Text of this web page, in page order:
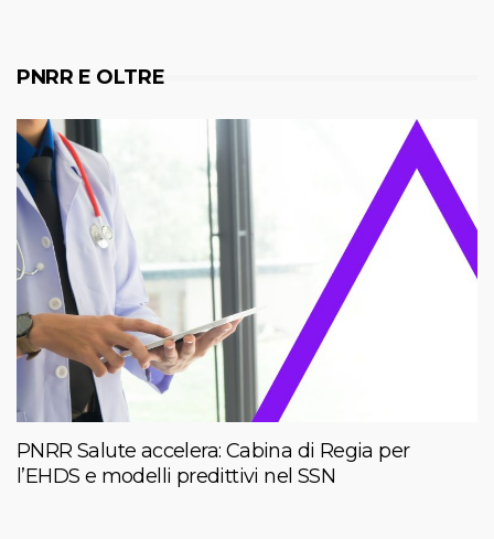
PNRR E OLTRE
PNRR Salute accelera: Cabina di Regia per
l’EHDS e modelli predittivi nel SSN